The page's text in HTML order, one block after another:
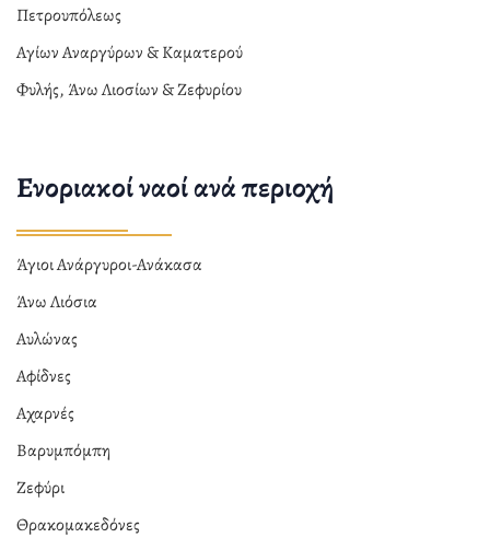
Πετρουπόλεως
Αγίων Αναργύρων & Καματερού
Φυλής, Άνω Λιοσίων & Ζεφυρίου
Ενοριακοί ναοί ανά περιοχή
Άγιοι Ανάργυροι-Ανάκασα
Άνω Λιόσια
Αυλώνας
Αφίδνες
Αχαρνές
Βαρυμπόμπη
Ζεφύρι
Θρακομακεδόνες